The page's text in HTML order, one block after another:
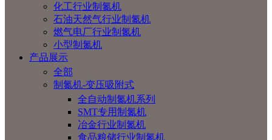
化工行业制氮机
石油天然气行业制氮机
燃气电厂行业制氮机
小型制氮机
产品展示
全部
制氮机-变压吸附式
全自动制氮机系列
SMT专用制氮机
冶金行业制氮机
食品粮储行业制氮机